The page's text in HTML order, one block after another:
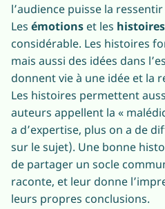
l’audience puisse la
Les émotions et les histoires
considérable. Les histoires
mais aussi des idées dans
donnent vie à une idée et la
Les histoires permettent
auteurs appellent la «
a d’expertise, plus on a de
sur le sujet). Une bonne
de partager un socle
raconte, et leur donne
leurs propres conclusions.